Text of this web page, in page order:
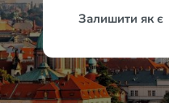
Залишити як є